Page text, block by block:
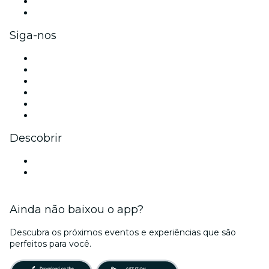
Siga-nos
Descobrir
Ainda não baixou o app?
Descubra os próximos eventos e experiências que são
perfeitos para você.